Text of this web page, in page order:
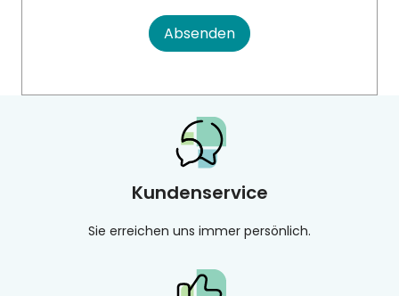
Absenden
Kundenservice
Sie erreichen uns immer persönlich.